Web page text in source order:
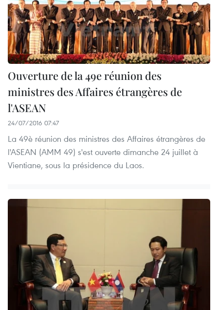
Ouverture de la 49e réunion des
ministres des Affaires étrangères de
l'ASEAN
24/07/2016 07:47
La 49è réunion des ministres des Affaires étrangères de
l'ASEAN (AMM 49) s'est ouverte dimanche 24 juillet à
Vientiane, sous la présidence du Laos.